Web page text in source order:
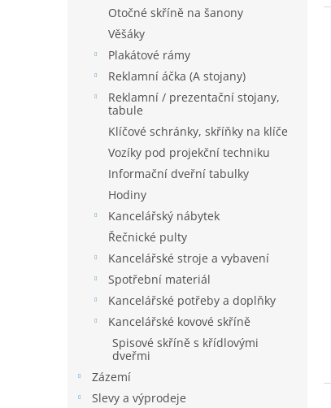
Otočné skříně na šanony
Věšáky
Plakátové rámy
Reklamní áčka (A stojany)
Reklamní / prezentační stojany,
tabule
Klíčové schránky, skříňky na klíče
Vozíky pod projekční techniku
Informační dveřní tabulky
Hodiny
Kancelářský nábytek
Řečnické pulty
Kancelářské stroje a vybavení
Spotřební materiál
Kancelářské potřeby a doplňky
Kancelářské kovové skříně
Spisové skříně s křídlovými
dveřmi
Zázemí
Slevy a výprodeje